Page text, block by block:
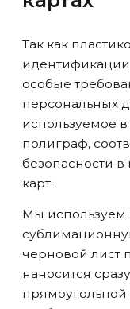
Так как
особые
персональных
используемое
полиграф,
безопасности
карт.
Мы
черновой лист
наносится